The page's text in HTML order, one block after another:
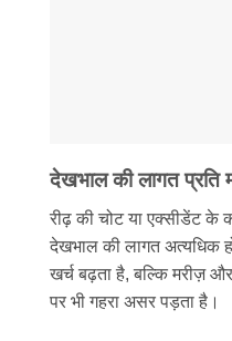
देखभाल की लागत प्रति
रीढ़ की चोट या एक्सीडेंट के
देखभाल की लागत अत्यधिक
खर्च बढ़ता है, बल्कि मरीज़
पर भी गहरा असर पड़ता है।